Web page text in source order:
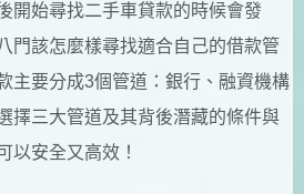
開始尋找二手車貸款的時候會發
門該怎麼樣尋找適合自己的借款管
主要分成3個管道：銀行、融資機構
擇三大管道及其背後潛藏的條件與
以安全又高效！